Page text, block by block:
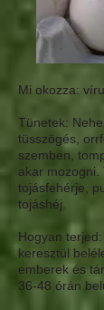
Mi okozza:
Tünetek:
tüsszögés,
szemben,
akar mozogni.
tojásfehérje,
tojáshéj.
Hogyan terjed:
keresztül
emberek és
36-48 órán